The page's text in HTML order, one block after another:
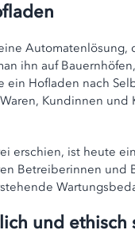
ihn auf
ein Hofladen nach
Kundinnen
erschien, ist heute
Betreiberinnen und
und ethisch